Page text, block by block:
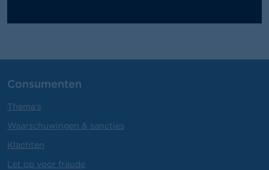
Consumenten
Thema's
Waarschuwingen & sancties
Klachten
Let op voor fraude